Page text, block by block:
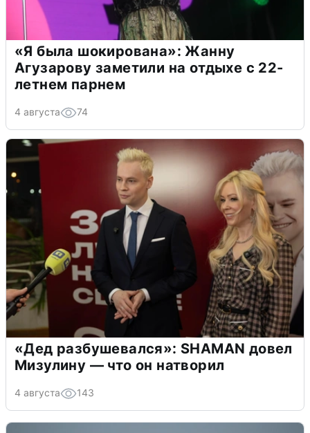
«Я была шокирована»: Жанну
Агузарову заметили на отдыхе с 22-
летнем парнем
4 августа 74
«Дед разбушевался»: SHAMAN довел
Мизулину — что он натворил
4 августа 143